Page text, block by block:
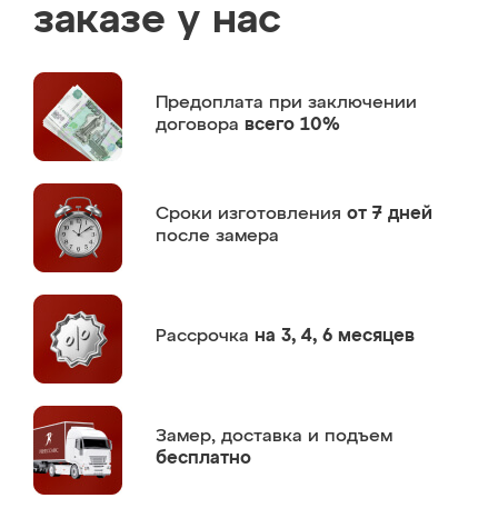
заказе у нас
Предоплата при заключении
договора всего 10%
Сроки изготовления от 7 дней
после замера
Рассрочка на 3, 4, 6 месяцев
Замер, доставка и подъем
бесплатно